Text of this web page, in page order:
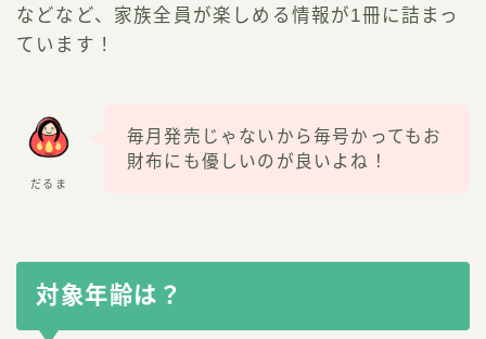
などなど、家族全員が楽しめる情報が1冊に詰まっ
ています！
だるま
毎月発売じゃないから毎号かってもお
財布にも優しいのが良いよね！
対象年齢は？